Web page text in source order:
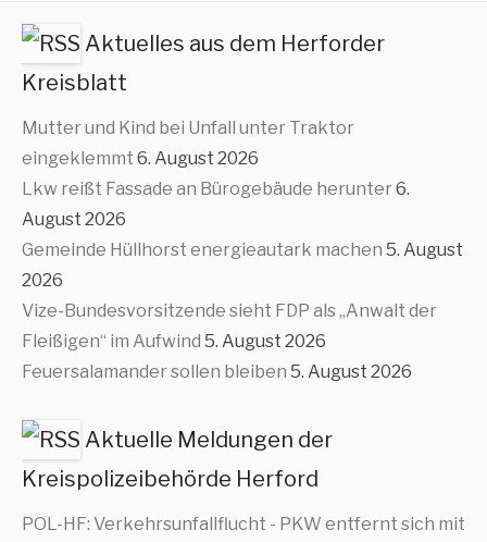
Aktuelles aus dem Herforder
Kreisblatt
Mutter und Kind bei Unfall unter Traktor
eingeklemmt 6. August 2026
Lkw reißt Fassade an Bürogebäude herunter6.
August 2026
Gemeinde Hüllhorst energieautark machen 5. August
2026
Vize-Bundesvorsitzende sieht FDP als „Anwalt der
Fleißigen“ im Aufwind 5. August 2026
Feuersalamander sollen bleiben 5. August 2026
Aktuelle Meldungen der
Kreispolizeibehörde Herford
POL-HF: Verkehrsunfallflucht - PKW entfernt sich mit